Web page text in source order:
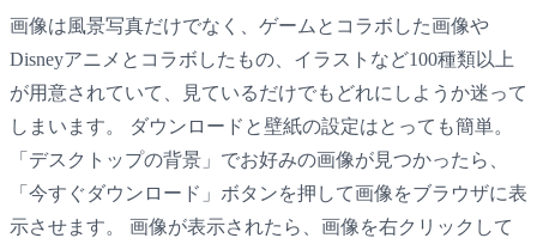
画像は風景写真だけでなく、ゲームとコラボした画像や
Disneyアニメとコラボしたもの、イラストなど100種類以上
が用意されていて、見ているだけでもどれにしようか迷って
しまいます。 ダウンロードと壁紙の設定はとっても簡単。
「デスクトップの背景」でお好みの画像が見つかったら、
「今すぐダウンロード」ボタンを押して画像をブラウザに表
示させます。 画像が表示されたら、画像を右クリックして